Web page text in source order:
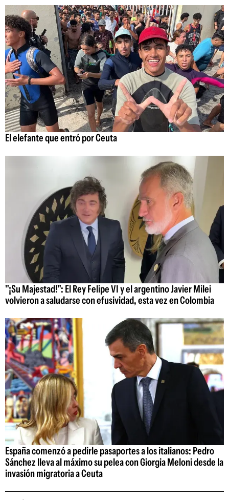
El elefante que entró por Ceuta
"¡Su Majestad!": El Rey Felipe VI y el argentino Javier Milei
volvieron a saludarse con efusividad, esta vez en Colombia
España comenzó a pedirle pasaportes a los italianos: Pedro
Sánchez lleva al máximo su pelea con Giorgia Meloni desde la
invasión migratoria a Ceuta